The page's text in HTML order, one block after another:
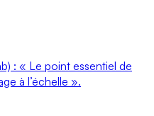
: « Le point essentiel de
à l’échelle ».